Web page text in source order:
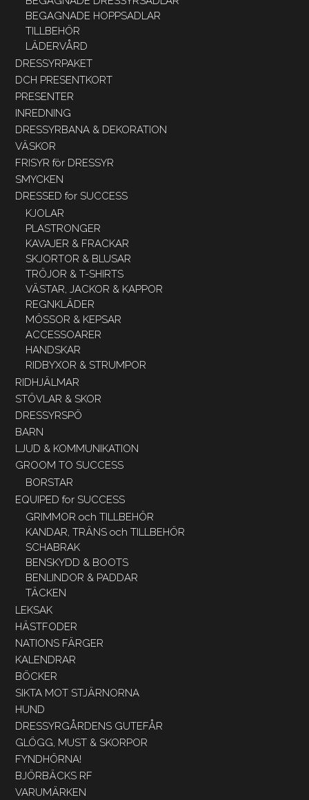
BEGAGNADE HOPPSADLAR
TILLBEHÖR
LÄDERVÅRD
DRESSYRPAKET
DCH PRESENTKORT
PRESENTER
INREDNING
DRESSYRBANA & DEKORATION
VÄSKOR
FRISYR för DRESSYR
SMYCKEN
DRESSED for SUCCESS
KJOLAR
PLASTRONGER
KAVAJER & FRACKAR
SKJORTOR & BLUSAR
TRÖJOR & T-SHIRTS
VÄSTAR, JACKOR & KAPPOR
REGNKLÄDER
MÖSSOR & KEPSAR
ACCESSOARER
HANDSKAR
RIDBYXOR & STRUMPOR
RIDHJÄLMAR
STÖVLAR & SKOR
DRESSYRSPÖ
BARN
LJUD & KOMMUNIKATION
GROOM TO SUCCESS
BORSTAR
EQUIPED for SUCCESS
GRIMMOR och TILLBEHÖR
KANDAR, TRÄNS och TILLBEHÖR
SCHABRAK
BENSKYDD & BOOTS
BENLINDOR & PADDAR
TÄCKEN
LEKSAK
HÄSTFODER
NATIONS FÄRGER
KALENDRAR
BÖCKER
SIKTA MOT STJÄRNORNA
HUND
DRESSYRGÅRDENS GUTEFÅR
GLÖGG, MUST & SKORPOR
FYNDHÖRNA!
BJÖRBÄCKS RF
VARUMÄRKEN